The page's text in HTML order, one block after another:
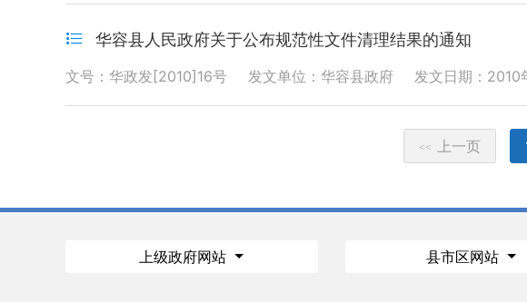
华容县人民政府关于公布规范性文件清理结果的通知
文号：华政发[2010]16号 发文单位：华容县政府 发文日期：2010
<< 上一页
上级政府网站 县市区网站